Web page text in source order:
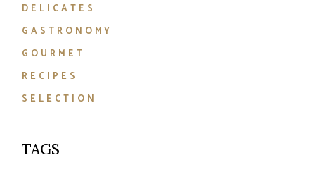
DELICATES
GASTRONOMY
GOURMET
RECIPES
SELECTION
TAGS